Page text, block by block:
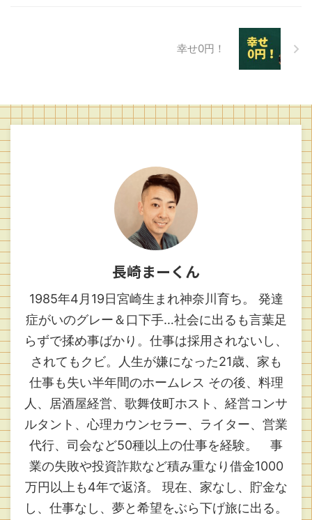
幸せ0円！
長崎まーくん
1985年4月19日宮崎生まれ神奈川育ち。 発達
症がいのグレー＆口下手…社会に出るも言葉足
らずで揉め事ばかり。仕事は採用されないし、
されてもクビ。人生が嫌になった21歳、家も
仕事も失い半年間のホームレス その後、料理
人、居酒屋経営、歌舞伎町ホスト、経営コンサ
ルタント、心理カウンセラー、ライター、営業
代行、司会など50種以上の仕事を経験。 事
業の失敗や投資詐欺など積み重なり借金1000
万円以上も4年で返済。 現在、家なし、貯金な
し、仕事なし、夢と希望をぶら下げ旅に出る。